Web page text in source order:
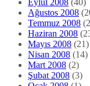
Ağustos 2008
Temmuz 2008
Haziran 2008
Mayıs 2008 (21)
Nisan 2008 (14)
Mart 2008 (2)
Şubat 2008 (3)